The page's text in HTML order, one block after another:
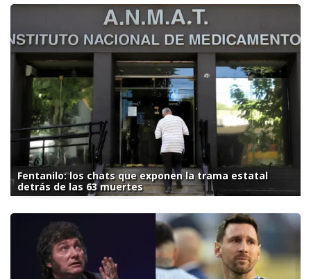
Fentanilo: los chats que exponen la trama estatal
detrás de las 63 muertes